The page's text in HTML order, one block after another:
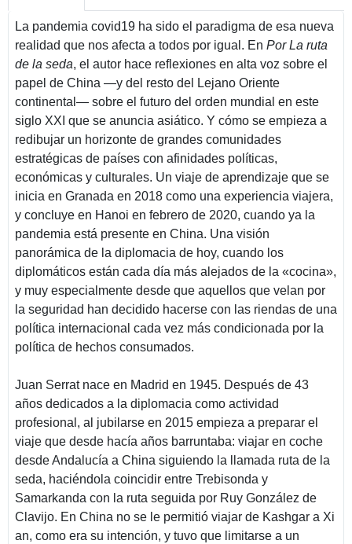
La pandemia covid19 ha sido el paradigma de esa nueva
realidad que nos afecta a todos por igual. En Por La ruta
de la seda, el autor hace reflexiones en alta voz sobre el
papel de China —y del resto del Lejano Oriente
continental— sobre el futuro del orden mundial en este
siglo XXI que se anuncia asiático. Y cómo se empieza a
redibujar un horizonte de grandes comunidades
estratégicas de países con afinidades políticas,
económicas y culturales. Un viaje de aprendizaje que se
inicia en Granada en 2018 como una experiencia viajera,
y concluye en Hanoi en febrero de 2020, cuando ya la
pandemia está presente en China. Una visión
panorámica de la diplomacia de hoy, cuando los
diplomáticos están cada día más alejados de la «cocina»,
y muy especialmente desde que aquellos que velan por
la seguridad han decidido hacerse con las riendas de una
política internacional cada vez más condicionada por la
política de hechos consumados.
Juan Serrat nace en Madrid en 1945. Después de 43
años dedicados a la diplomacia como actividad
profesional, al jubilarse en 2015 empieza a preparar el
viaje que desde hacía años barruntaba: viajar en coche
desde Andalucía a China siguiendo la llamada ruta de la
seda, haciéndola coincidir entre Trebisonda y
Samarkanda con la ruta seguida por Ruy González de
Clavijo. En China no se le permitió viajar de Kashgar a Xi
an, como era su intención, y tuvo que limitarse a un